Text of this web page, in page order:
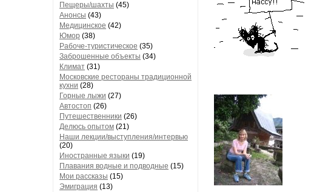
Пещеры/шахты (45)
Анонсы (43)
Медицинское (42)
Юмор (38)
Рабоче-туристическое (35)
Заброшенные объекты (34)
Климат (31)
Московские рестораны традиционной
кухни (28)
Горные лыжи (27)
Автостоп (26)
Путешественники (26)
Делюсь опытом (21)
Наши лекции/выступления/интервью
(20)
Иностранные языки (19)
Плавания водные и подводные (15)
Мои рассказы (15)
Эмиграция (13)